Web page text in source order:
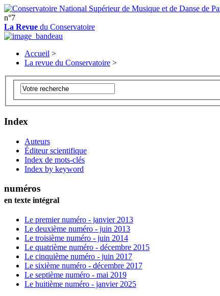
n°7
La Revue du Conservatoire
Accueil >
La revue du Conservatoire >
Index
Auteurs
Éditeur scientifique
Index de mots-clés
Index by keyword
numéros
en texte intégral
Le premier numéro - janvier 2013
Le deuxième numéro - juin 2013
Le troisième numéro - juin 2014
Le quatrième numéro - décembre 2015
Le cinquième numéro - juin 2017
Le sixième numéro - décembre 2017
Le septième numéro - mai 2019
Le huitième numéro - janvier 2025